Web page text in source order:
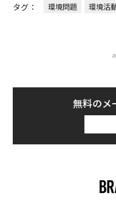
タグ： 環境問題 環境活
無料のメ